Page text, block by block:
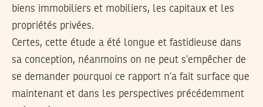
biens immobiliers et mobiliers, les capitaux et les
propriétés privées.
Certes, cette étude a été longue et fastidieuse dans
sa conception, néanmoins on ne peut s’empêcher de
se demander pourquoi ce rapport n’a fait surface que
maintenant et dans les perspectives précédemment